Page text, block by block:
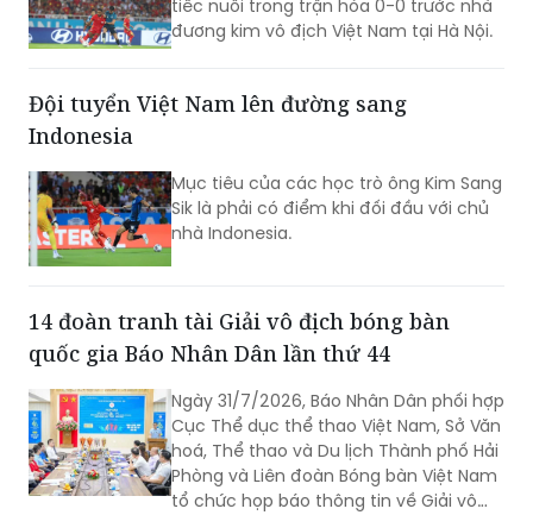
quy mô lớn.
tiếc nuối trong trận hòa 0-0 trước nhà
đương kim vô địch Việt Nam tại Hà Nội.
Đội tuyển Việt Nam lên đường sang
Indonesia
Mục tiêu của các học trò ông Kim Sang
Sik là phải có điểm khi đối đầu với chủ
nhà Indonesia.
14 đoàn tranh tài Giải vô địch bóng bàn
quốc gia Báo Nhân Dân lần thứ 44
Ngày 31/7/2026, Báo Nhân Dân phối hợp
Cục Thể dục thể thao Việt Nam, Sở Văn
hoá, Thể thao và Du lịch Thành phố Hải
Phòng và Liên đoàn Bóng bàn Việt Nam
tổ chức họp báo thông tin về Giải vô